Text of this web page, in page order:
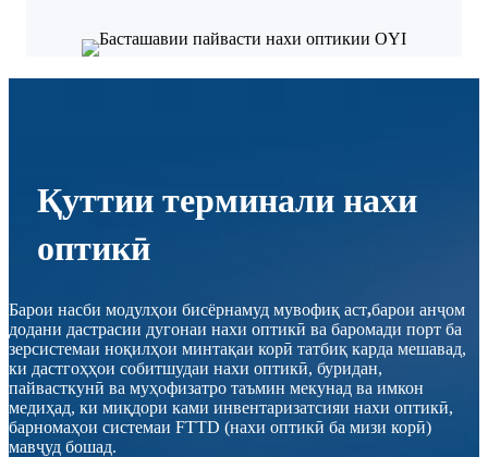
Қуттии терминали нахи
оптикӣ
Барои насби модулҳои бисёрнамуд мувофиқ аст,барои анҷом
додани дастрасии дугонаи нахи оптикӣ ва баромади порт ба
зерсистемаи ноқилҳои минтақаи корӣ татбиқ карда мешавад,
ки дастгоҳҳои собитшудаи нахи оптикӣ, буридан,
пайвасткунӣ ва муҳофизатро таъмин мекунад ва имкон
медиҳад, ки миқдори ками инвентаризатсияи нахи оптикӣ,
барномаҳои системаи FTTD (нахи оптикӣ ба мизи корӣ)
мавҷуд бошад.